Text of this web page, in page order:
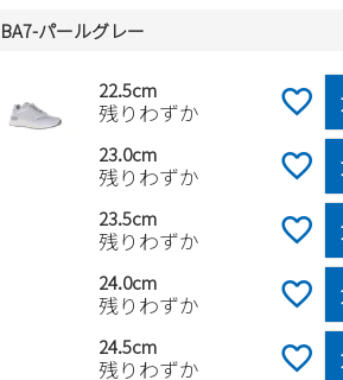
BA7-パールグレー
22.5cm
残りわずか
23.0cm
残りわずか
23.5cm
残りわずか
24.0cm
残りわずか
24.5cm
残りわずか